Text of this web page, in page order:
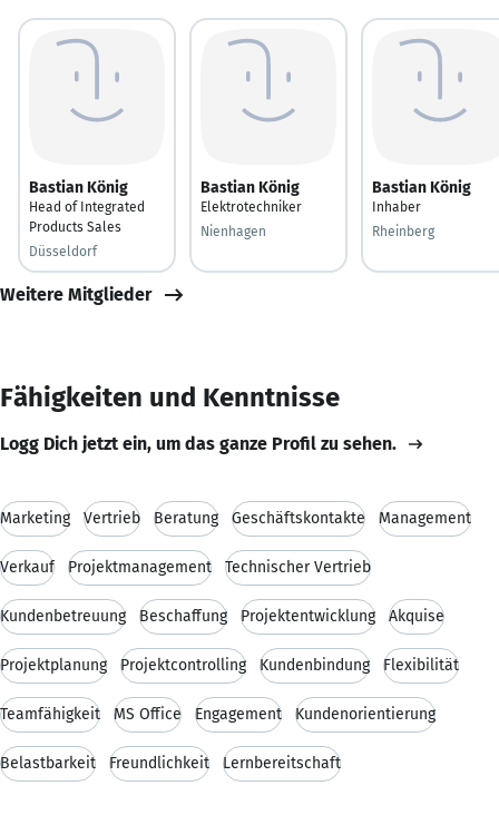
Bastian König
Head of Integrated
Products Sales
Düsseldorf
Bastian König
Elektrotechniker
Nienhagen
Bastian König
Inhaber
Rheinberg
Weitere Mitglieder
Fähigkeiten und Kenntnisse
Logg Dich jetzt ein, um das ganze Profil zu sehen.
Marketing Vertrieb Beratung Geschäftskontakte Management
Verkauf Projektmanagement Technischer Vertrieb
Kundenbetreuung Beschaffung Projektentwicklung Akquise
Projektplanung Projektcontrolling Kundenbindung Flexibilität
Teamfähigkeit MS Office Engagement Kundenorientierung
Belastbarkeit Freundlichkeit Lernbereitschaft